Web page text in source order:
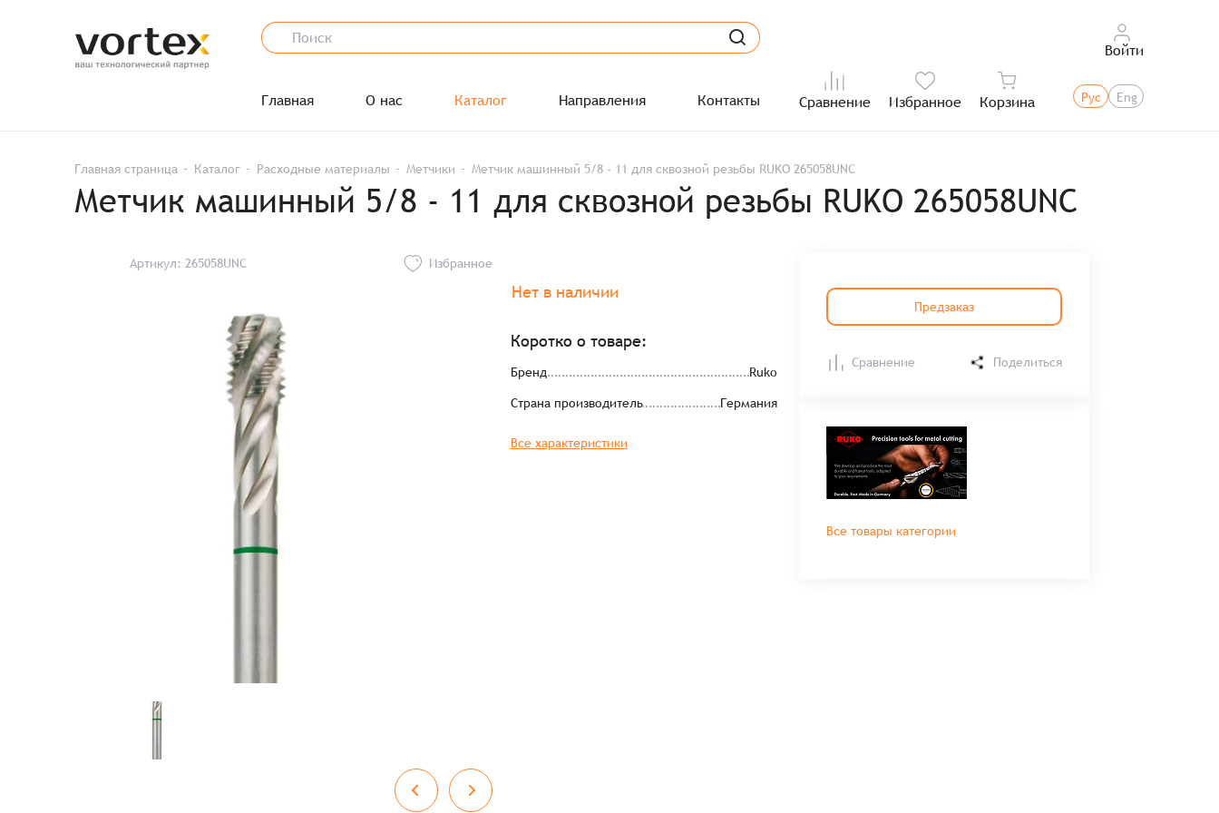
Войти
Главная О нас Каталог Направления Контакты Сравнение Избранное Корзина Рус Eng
Главная страница Каталог Расходные материалы Метчики Метчик машинный 5/8 - 11 для сквозной резьбы RUKO 265058UNC
Метчик машинный 5/8 - 11 для сквозной резьбы RUKO 265058UNC
Артикул: 265058UNC Избранное
Нет в наличии
Коротко о товаре:
Бренд Ruko
Страна производитель Германия
Все характеристики
Предзаказ
Сравнение Поделиться
Все товары категории